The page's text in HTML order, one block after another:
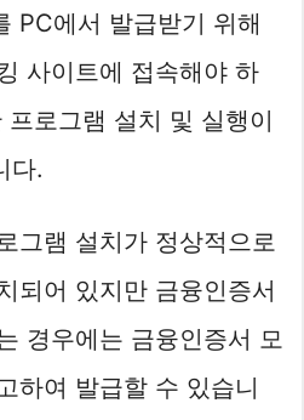
PC에서 발급받기 위해
사이트에 접속해야 하
로그램 설치 및 실행이
다.
그램 설치가 정상적으로
되어 있지만 금융인증서
경우에는 금융인증서 모
하여 발급할 수 있습니